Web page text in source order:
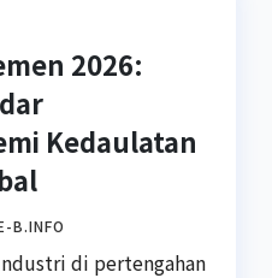
2026:
Kedaulatan
B.INFO
di pertengahan